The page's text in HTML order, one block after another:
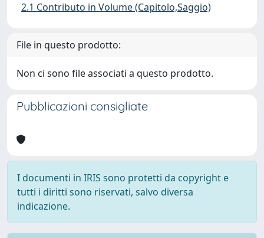
2.1 Contributo in Volume (Capitolo,Saggio)
File in questo prodotto:
Non ci sono file associati a questo prodotto.
Pubblicazioni consigliate
I documenti in IRIS sono protetti da copyright e
tutti i diritti sono riservati, salvo diversa
indicazione.